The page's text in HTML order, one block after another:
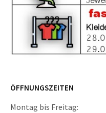
ÖFFNUNGSZEITEN
Montag bis Freitag: